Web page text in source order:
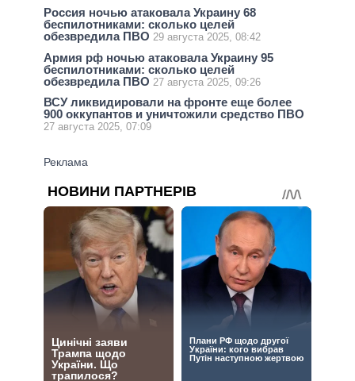
Россия ночью атаковала Украину 68
беспилотниками: сколько целей
обезвредила ПВО 29 августа 2025, 08:42
Армия рф ночью атаковала Украину 95
беспилотниками: сколько целей
обезвредила ПВО 27 августа 2025, 09:26
ВСУ ликвидировали на фронте еще более
900 оккупантов и уничтожили средство ПВО
27 августа 2025, 07:09